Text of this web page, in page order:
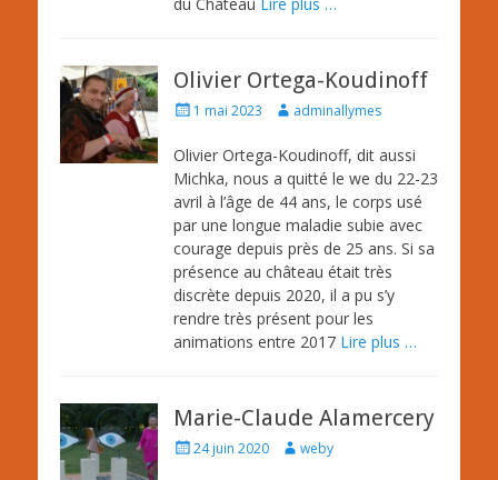
Olivier Ortega-Koudinoff
Posted1 mai 2023 Authoradminallymes
Olivier Ortega-Koudinoff, dit aussi
Michka, nous a quitté le we du 22-23
avril à l’âge de 44 ans, le corps usé
par une longue maladie subie avec
courage depuis près de 25 ans. Si sa
présence au château était très
discrète depuis 2020, il a pu s’y
rendre très présent pour les
animations entre 2017 Lire plus …
Marie-Claude Alamercery
Posted24 juin 2020 Author
weby